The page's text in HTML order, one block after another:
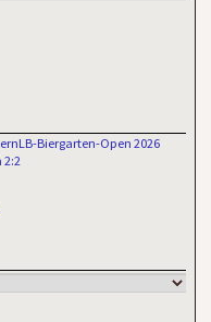
Biergarten-Open 2026
2:2